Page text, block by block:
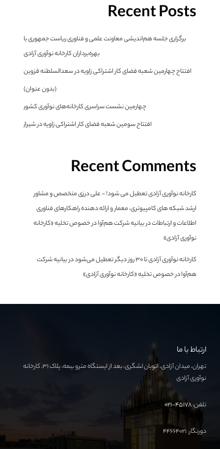
Recent Posts
برگزاری جلسه هم‌اندیشی معاونت علمی و فناوری ریاست جمهوری با
بهره‌برداران کارخانه نوآوری آزادی
افتتاح چهارمین شعبه فضای کار اشتراکی زاویه در سعدالسلطنه قزوین
(بدون عنوان)
چهارمین نشست سراسری کارخانه‌های نوآوری کشور
افتتاح سومین شعبه فضای کار اشتراکی زاویه در شیراز
Recent Comments
کارخانه نوآوری آزادی تعطیل می شود! - علی درزی متخصص و مشاور
ارشد شبکه های کامپیوتری، معمار و ارائه دهنده راهکارهای فناوری
اطلاعات و ارتباطاتدربیانیه شرکت هم‌آوا در خصوص تخلیه «کارخانه
نوآوری آزادی»
کارخانه نوآوری آزادی تا ۳۰ روز دیگر تعطیل می‌شود دربیانیه شرکت
هم‌آوا در خصوص تخلیه «کارخانه نوآوری آزادی»
ارتباط با ما
تهران، میدان آزادی، اتوبان لشگری، بعد از ایستگاه مترو بیمه، پلاک ۳۱، کارخانه
نوآوری آزادی
تلفن:۴۵۱۷۸-۰۲۱
دورنگار: ۴۴۶۶۴۰۲۱